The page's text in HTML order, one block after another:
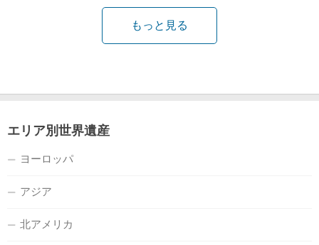
もっと見る
エリア別世界遺産
ヨーロッパ
アジア
北アメリカ